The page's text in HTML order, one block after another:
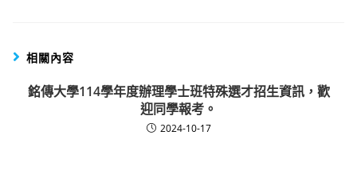
相關內容
銘傳大學114學年度辦理學士班特殊選才招生資訊，歡
迎同學報考。
2024-10-17